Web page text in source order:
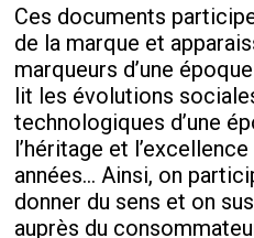
Ces documents
de la marque et
marqueurs d’une
lit les évolutions
technologiques d’une
l’héritage et
années… Ainsi, on
donner du sens et on
auprès du